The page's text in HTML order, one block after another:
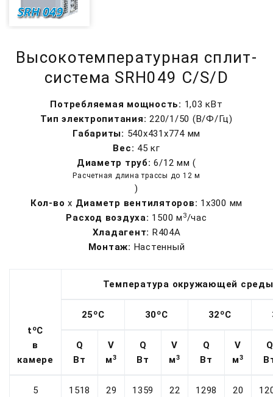
Высокотемпературная сплит-
система SRH049 C/S/D
Потребляемая мощность: 1,03 кВт
Тип электропитания: 220/1/50 (В/Ф/Гц)
Габариты: 540x431x774 мм
Вес: 45 кг
Диаметр труб: 6/12 мм (
Расчетная длина трассы до 12 м
)
Кол-во x Диаметр вентиляторов: 1х300 мм
Расход воздуха: 1500 м 3/час
Хладагент: R404A
Монтаж: Настенный
t oС
в
камере
Температура окружающей среды
25 oС 30oС 32 oС
Q
Вт
V
м3
Q
Вт
V
м3
Q
Вт
V
м3
Q
5 1518 29 1359 22 1298 20